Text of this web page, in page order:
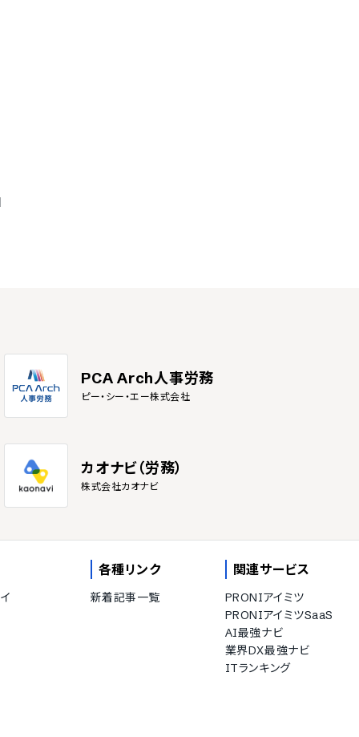
PCA Arch人事労務
ピー・シー・エー株式会社
カオナビ（労務）
株式会社カオナビ
各種リンク
新着記事一覧
関連サービス
PRONIアイミツ
PRONIアイミツSaaS
AI最強ナビ
業界DX最強ナビ
ITランキング